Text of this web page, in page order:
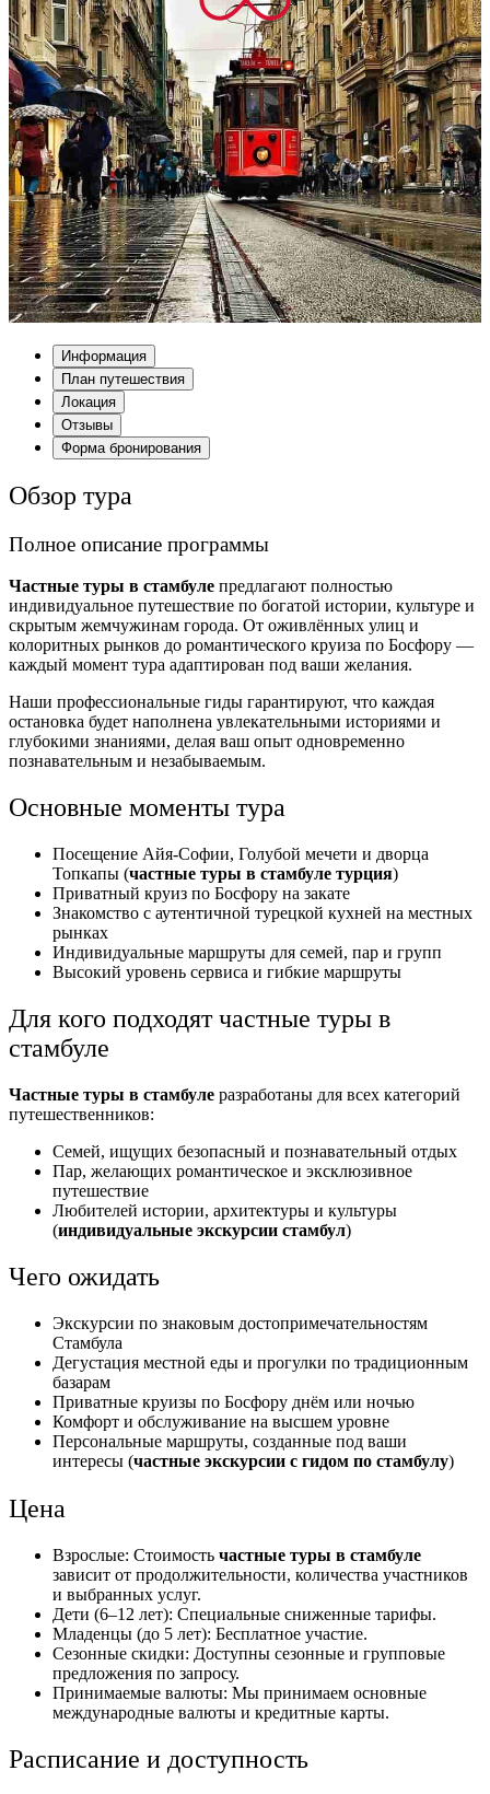
Информация
План путешествия
Локация
Отзывы
Форма бронирования
Обзор тура
Полное описание программы
Частные туры в стамбуле предлагают полностью
индивидуальное путешествие по богатой истории, культуре и
скрытым жемчужинам города. От оживлённых улиц и
колоритных рынков до романтического круиза по Босфору —
каждый момент тура адаптирован под ваши желания.
Наши профессиональные гиды гарантируют, что каждая
остановка будет наполнена увлекательными историями и
глубокими знаниями, делая ваш опыт одновременно
познавательным и незабываемым.
Основные моменты тура
Посещение Айя-Софии, Голубой мечети и дворца
Топкапы (частные туры в стамбуле турция)
Приватный круиз по Босфору на закате
Знакомство с аутентичной турецкой кухней на местных
рынках
Индивидуальные маршруты для семей, пар и групп
Высокий уровень сервиса и гибкие маршруты
Для кого подходят частные туры в
стамбуле
Частные туры в стамбуле разработаны для всех категорий
путешественников:
Семей, ищущих безопасный и познавательный отдых
Пар, желающих романтическое и эксклюзивное
путешествие
Любителей истории, архитектуры и культуры
(индивидуальные экскурсии стамбул)
Чего ожидать
Экскурсии по знаковым достопримечательностям
Стамбула
Дегустация местной еды и прогулки по традиционным
базарам
Приватные круизы по Босфору днём или ночью
Комфорт и обслуживание на высшем уровне
Персональные маршруты, созданные под ваши
интересы (частные экскурсии с гидом по стамбулу)
Цена
Взрослые: Стоимость частные туры в стамбуле
зависит от продолжительности, количества участников
и выбранных услуг.
Дети (6–12 лет): Специальные сниженные тарифы.
Младенцы (до 5 лет): Бесплатное участие.
Сезонные скидки: Доступны сезонные и групповые
предложения по запросу.
Принимаемые валюты: Мы принимаем основные
международные валюты и кредитные карты.
Расписание и доступность